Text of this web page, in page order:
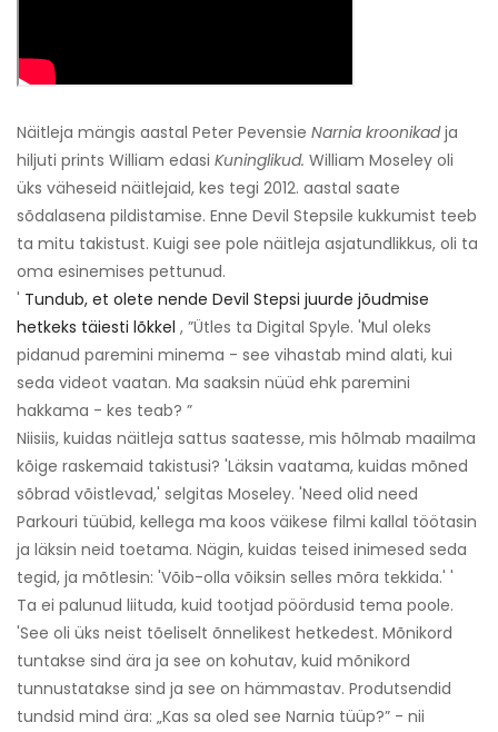
Näitleja mängis aastal Peter Pevensie Narnia kroonikadja
hiljuti prints William edasi Kuninglikud. William Moseley oli
üks väheseid näitlejaid, kes tegi 2012. aastal saate
sõdalasena pildistamise. Enne Devil Stepsile kukkumist teeb
ta mitu takistust. Kuigi see pole näitleja asjatundlikkus, oli ta
oma esinemises pettunud.
' Tundub, et olete nende Devil Stepsi juurde jõudmise
hetkeks täiesti lõkkel , ”Ütles ta Digital Spyle. 'Mul oleks
pidanud paremini minema - see vihastab mind alati, kui
seda videot vaatan. Ma saaksin nüüd ehk paremini
hakkama - kes teab? ”
Niisiis, kuidas näitleja sattus saatesse, mis hõlmab maailma
kõige raskemaid takistusi? 'Läksin vaatama, kuidas mõned
sõbrad võistlevad,' selgitas Moseley. 'Need olid need
Parkouri tüübid, kellega ma koos väikese filmi kallal töötasin
ja läksin neid toetama. Nägin, kuidas teised inimesed seda
tegid, ja mõtlesin: 'Võib-olla võiksin selles mõra tekkida.' '
Ta ei palunud liituda, kuid tootjad pöördusid tema poole.
'See oli üks neist tõeliselt õnnelikest hetkedest. Mõnikord
tuntakse sind ära ja see on kohutav, kuid mõnikord
tunnustatakse sind ja see on hämmastav. Produtsendid
tundsid mind ära: „Kas sa oled see Narnia tüüp?” - nii